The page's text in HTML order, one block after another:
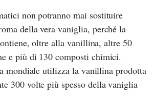
non potranno mai sostituire
della vera vaniglia, perché la
oltre alla vanillina, altre 50
e più di 130 composti chimici.
mondiale utilizza la vanillina prodotta
300 volte più spesso della vaniglia